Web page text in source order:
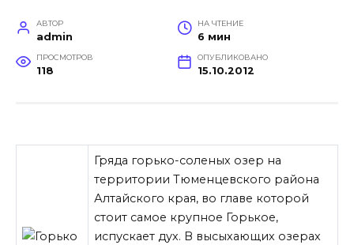
АВТОР
admin
НА ЧТЕНИЕ
6 мин
ПРОСМОТРОВ
118
ОПУБЛИКОВАНО
15.10.2012
Гряда горько-соленых озер на
территории Тюменцевского района
Алтайского края, во главе которой
стоит самое крупное Горькое,
испускает дух. В высыхающих озерах